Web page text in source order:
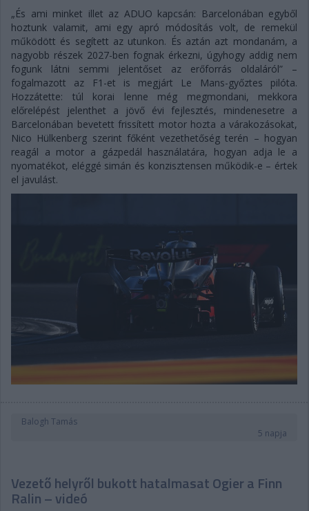
„És ami minket illet az ADUO kapcsán: Barcelonában egyből
hoztunk valamit, ami egy apró módosítás volt, de remekül
működött és segített az utunkon. És aztán azt mondanám, a
nagyobb részek 2027-ben fognak érkezni, úgyhogy addig nem
fogunk látni semmi jelentőset az erőforrás oldaláról” –
fogalmazott az F1-et is megjárt Le Mans-győztes pilóta.
Hozzátette: túl korai lenne még megmondani, mekkora
előrelépést jelenthet a jövő évi fejlesztés, mindenesetre a
Barcelonában bevetett frissített motor hozta a várakozásokat,
Nico Hülkenberg szerint főként vezethetőség terén – hogyan
reagál a motor a gázpedál használatára, hogyan adja le a
nyomatékot, eléggé simán és konzisztensen működik-e – értek
el javulást.
Balogh Tamás
5 napja
Vezető helyről bukott hatalmasat Ogier a Finn
Ralin – videó